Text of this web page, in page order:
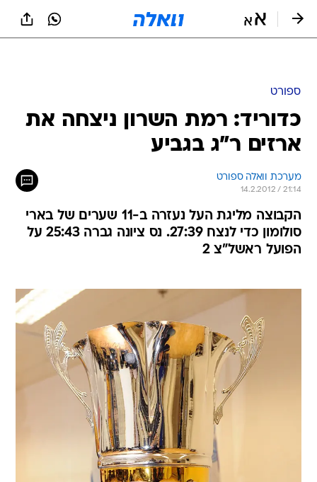
ספורט
כדוריד: רמת השרון ניצחה את
ארזים ר"ג בגביע
מערכת וואלה ספורט
14.2.2012 / 21:14
הקבוצה מליגת העל נעזרה ב-11 שערים של בארי
סולומון כדי לנצח 27:39. נס ציונה גברה 25:43 על
הפועל ראשל"צ 2